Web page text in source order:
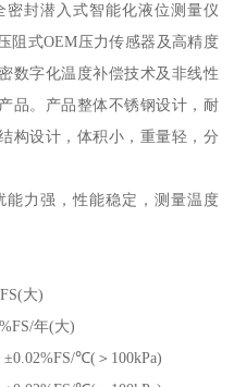
封潜入式智能化液位测量仪
阻式OEM压力传感器及高精度
数字化温度补偿技术及非线性
品。产品整体不锈钢设计，耐
构设计，体积小，重量轻，分
力强，性能稳定，测量温度
大)
年(大)
℃(＞100kPa)